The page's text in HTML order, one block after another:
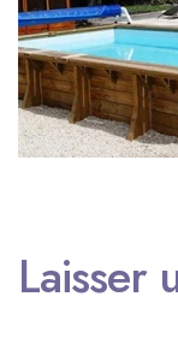
Laisser